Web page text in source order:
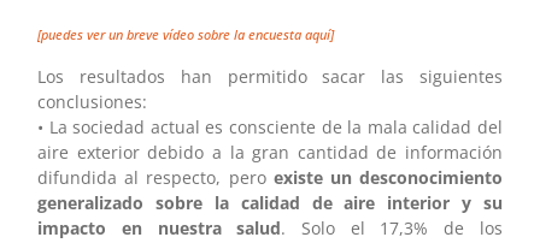
[puedes ver un breve vídeo sobre la encuesta aquí]
Los resultados han permitido sacar las siguientes
conclusiones:
• La sociedad actual es consciente de la mala calidad del
aire exterior debido a la gran cantidad de información
difundida al respecto, peroexiste un desconocimiento
generalizado sobre la calidad de aire interior y su
impacto en nuestra salud. Solo el 17,3% de los